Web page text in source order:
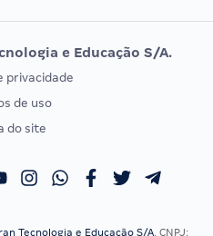
Vunesp
EXAME DE ORDEM
Calendário OAB
e Educação S/A.
privacidade
de uso
do site
Tecnologia e Educação S/A, CNPJ: